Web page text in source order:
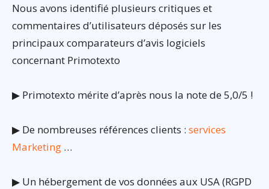
Nous avons identifié plusieurs critiques et
commentaires d’utilisateurs déposés sur les
principaux comparateurs d’avis logiciels
concernant Primotexto
▶ Primotexto mérite d’après nous la note de 5,0/5 !
▶ De nombreuses références clients : services
Marketing …
▶ Un hébergement de vos données aux USA (RGPD